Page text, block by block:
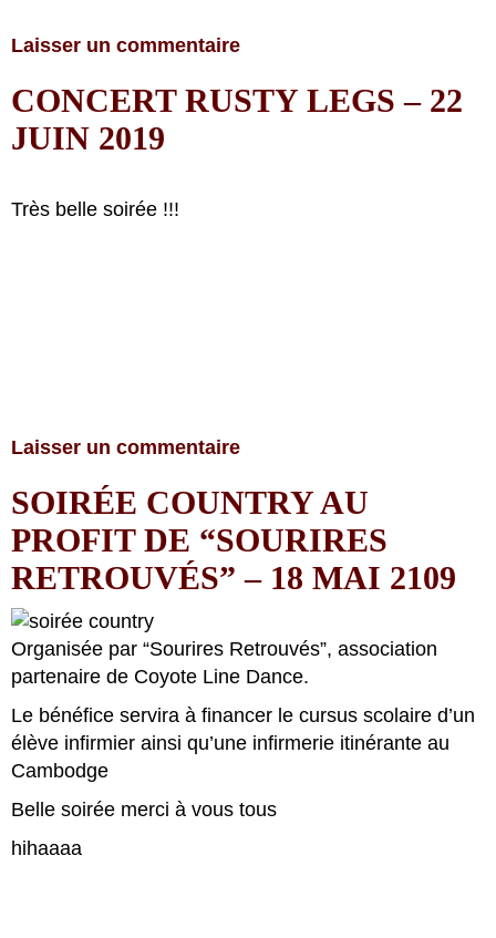
Laisser un commentaire
CONCERT RUSTY LEGS – 22
JUIN 2019
Très belle soirée !!!
Laisser un commentaire
SOIRÉE COUNTRY AU
PROFIT DE “SOURIRES
RETROUVÉS” – 18 MAI 2109
Organisée par “Sourires Retrouvés”, association
partenaire de Coyote Line Dance.
Le bénéfice servira à financer le cursus scolaire d’un
élève infirmier ainsi qu’une infirmerie itinérante au
Cambodge
Belle soirée merci à vous tous
hihaaaa